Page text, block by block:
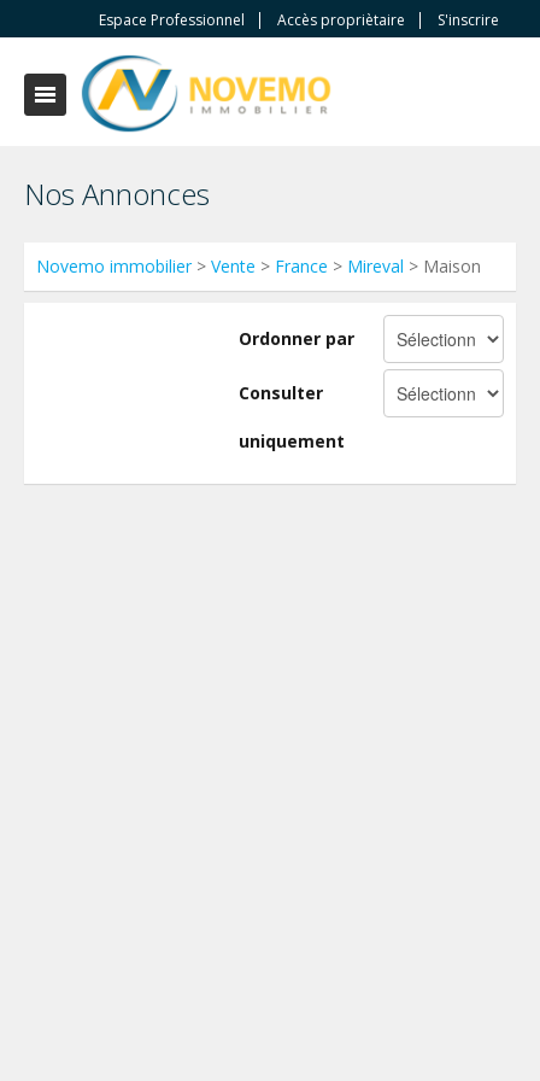
Espace Professionnel Accès propriètaire S'inscrire
Nos Annonces
Novemo immobilier> Vente > France > Mireval > Maison
Ordonner par
Consulter
uniquement